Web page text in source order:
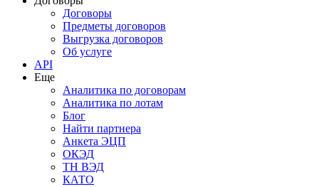
Договоры
Предметы договоров
Выгрузка договоров
Об услуге
API
Еще
Аналитика по договорам
Аналитика по лотам
Блог
Найти партнера
Анкета ЭЦП
ОКЭД
ТН ВЭД
КАТО